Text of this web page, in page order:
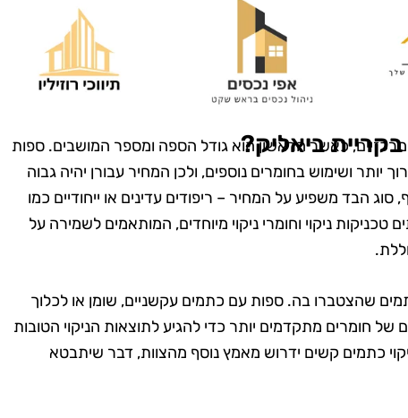
ביאליק?
כאשר הראשון הוא גודל הספה ומספר המושבים. ספות
יותר ושימוש בחומרים נוספים, ולכן המחיר עבורן יהיה גבוה
הבד משפיע על המחיר – ריפודים עדינים או ייחודיים כמו
ניקוי וחומרי ניקוי מיוחדים, המותאמים לשמירה על
שהצטברו בה. ספות עם כתמים עקשניים, שומן או לכלוך
של חומרים מתקדמים יותר כדי להגיע לתוצאות הניקוי הטובות
כתמים קשים ידרוש מאמץ נוסף מהצוות, דבר שיתבטא
שמצאתי
כל כך נקי
דאגו לכל
וגם
בחומרים
השירות
להשתמש
"החלטתי לנסות את טופ
קלין אחרי ששמעתי עליהם
התאכזבתי. הצוות הגיע
בזמן, היה מאוד מקצועי
והשאיר את הבית נקי
שלהם שוב בעתיד!"
בת ים